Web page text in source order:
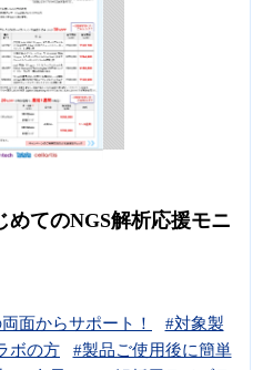
めてのNGS解析応援モニ
面からサポート！
#対象製
ボの方
#製品ご使用後に簡単